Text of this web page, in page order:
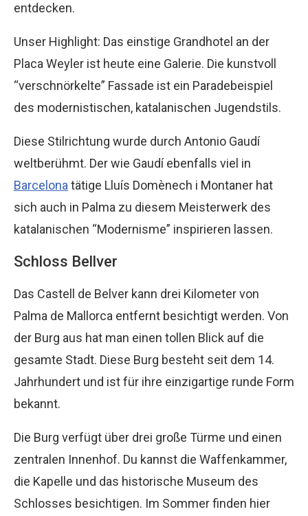
entdecken.
Unser Highlight: Das einstige Grandhotel an der
Placa Weyler ist heute eine Galerie. Die kunstvoll
“verschnörkelte” Fassade ist ein Paradebeispiel
des modernistischen, katalanischen Jugendstils.
Diese Stilrichtung wurde durch Antonio Gaudí
weltberühmt. Der wie Gaudí ebenfalls viel in
Barcelonatätige Lluís Domènech i Montaner hat
sich auch in Palma zu diesem Meisterwerk des
katalanischen “Modernisme” inspirieren lassen.
Schloss Bellver
Das Castell de Belver kann drei Kilometer von
Palma de Mallorca entfernt besichtigt werden. Von
der Burg aus hat man einen tollen Blick auf die
gesamte Stadt. Diese Burg besteht seit dem 14.
Jahrhundert und ist für ihre einzigartige runde Form
bekannt.
Die Burg verfügt über drei große Türme und einen
zentralen Innenhof. Du kannst die Waffenkammer,
die Kapelle und das historische Museum des
Schlosses besichtigen. Im Sommer finden hier